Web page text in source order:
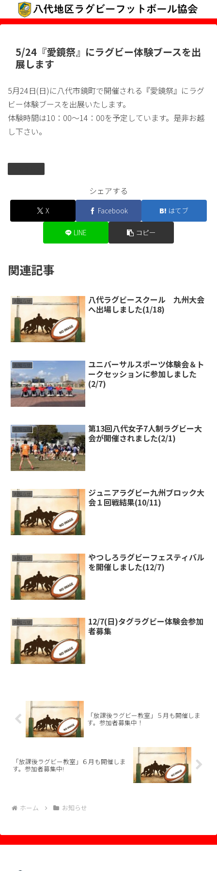
5/24『愛鏡祭』にラグビー体験ブースを出
展します
5月24日(日)に八代市鏡町で開催される『愛鏡祭』にラグ
ビー体験ブースを出展いたします。
体験時間は10：00～14：00を予定しています。是非お越
し下さい。
シェアする
X Facebook はてブ
LINE コピー
関連記事
お知らせ
八代ラグビースクール 九州大会
へ出場しました(1/18)
お知らせ
ユニバーサルスポーツ体験会＆ト
ークセッションに参加しました
(2/7)
お知らせ
第13回八代女子7人制ラグビー大
会が開催されました(2/1)
お知らせ
ジュニアラグビー九州ブロック大
会１回戦結果(10/11)
お知らせ
やつしろラグビーフェスティバル
を開催しました(12/7)
お知らせ
12/7(日)タグラグビー体験会参加
者募集
「放課後ラグビー教室」５月も開催しま
す。参加者募集中！
「放課後ラグビー教室」６月も開催しま
す。参加者募集中!
ホーム お知らせ